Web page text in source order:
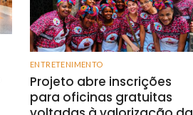
ENTRETENIMENTO
Projeto abre inscrições
para oficinas gratuitas